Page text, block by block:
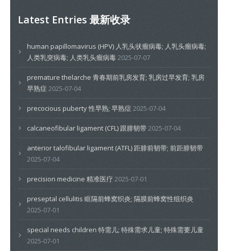
Latest Entries 最新收录
human papillomavirus (HPV) 人乳头状瘤病毒; 人乳头瘤病毒;
人类乳突病毒; 人类乳头瘤病毒2025-07-07
premature thelarche 青春期前乳房发育; 乳房过早发育; 乳房
早熟症 2025-07-04
precocious puberty 性早熟; 早熟症 2025-07-04
calcaneofibular ligament (CFL) 跟腓韧带2025-07-04
anterior talofibular ligament (ATFL) 距腓前韧带; 前距腓韧带
2025-07-04
precision medicine 精准医疗 2025-07-01
preseptal cellulitis 眶隔前蜂窝织炎; 隔膜前蜂窝性组织炎
2025-07-01
special needs children 特需儿; 特殊需求儿童; 特殊需要儿童
2025-07-01